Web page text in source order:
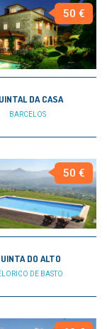
50 €
DA CASA
BARCELOS
50 €
DO ALTO
DE BASTO